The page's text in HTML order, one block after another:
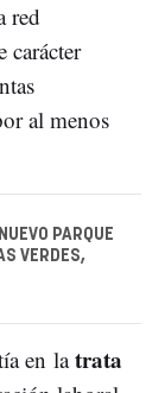
red
carácter
al menos
PARQUE
VERDES,
en latrata